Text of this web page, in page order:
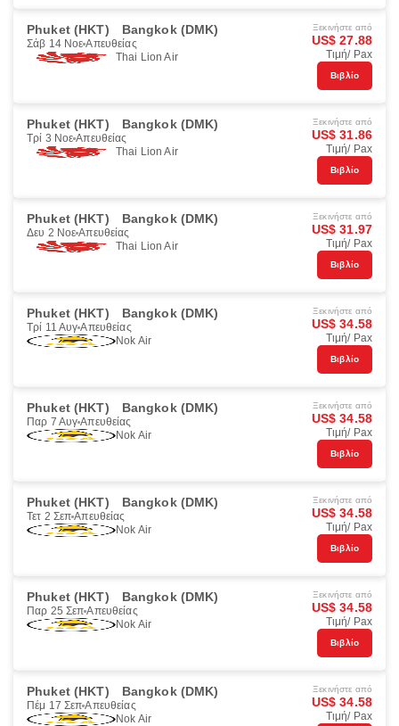
Phuket (HKT) Bangkok (DMK)
Σάβ 14 Νοε Απευθείας
Thai Lion Air
Ξεκινήστε από
US$ 27.88
Τιμή/ Pax
Βιβλίο
Phuket (HKT) Bangkok (DMK)
Τρί 3 Νοε Απευθείας
Thai Lion Air
Ξεκινήστε από
US$ 31.86
Τιμή/ Pax
Βιβλίο
Phuket (HKT) Bangkok (DMK)
Δευ 2 Νοε Απευθείας
Thai Lion Air
Ξεκινήστε από
US$ 31.97
Τιμή/ Pax
Βιβλίο
Phuket (HKT) Bangkok (DMK)
Τρί 11 Αυγ Απευθείας
Nok Air
Ξεκινήστε από
US$ 34.58
Τιμή/ Pax
Βιβλίο
Phuket (HKT) Bangkok (DMK)
Παρ 7 Αυγ Απευθείας
Nok Air
Ξεκινήστε από
US$ 34.58
Τιμή/ Pax
Βιβλίο
Phuket (HKT) Bangkok (DMK)
Τετ 2 Σεπ Απευθείας
Nok Air
Ξεκινήστε από
US$ 34.58
Τιμή/ Pax
Βιβλίο
Phuket (HKT) Bangkok (DMK)
Παρ 25 Σεπ Απευθείας
Nok Air
Ξεκινήστε από
US$ 34.58
Τιμή/ Pax
Βιβλίο
Phuket (HKT) Bangkok (DMK)
Πέμ 17 Σεπ Απευθείας
Nok Air
Ξεκινήστε από
US$ 34.58
Τιμή/ Pax